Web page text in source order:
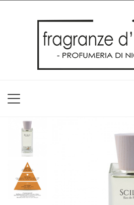
Utilizziamo i cookie per offrirti la
sul nostro sito web. Cliccando su OK,
politica sui cookie. Se desideri
cookie, puoi farlo